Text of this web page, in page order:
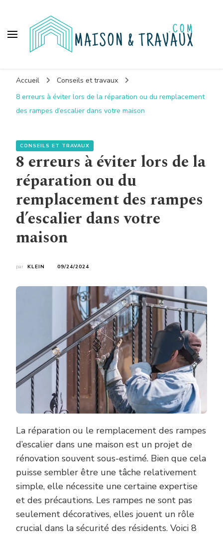
Accueil
Conseils et travaux
8 erreurs à éviter lors de la réparation ou du remplacement
des rampes d’escalier dans votre maison
CONSEILS ET TRAVAUX
8 erreurs à éviter lors de la
réparation ou du
remplacement des rampes
d’escalier dans votre
maison
par KLEIN 09/24/2024
La réparation ou le remplacement des rampes
d’escalier dans une maison est un projet de
rénovation souvent sous-estimé. Bien que cela
puisse sembler être une tâche relativement
simple, elle nécessite une certaine expertise
et des précautions. Les rampes ne sont pas
seulement décoratives, elles jouent un rôle
crucial dans la sécurité des résidents. Voici 8